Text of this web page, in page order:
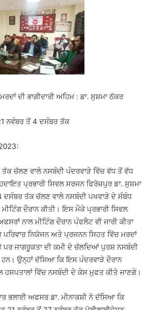
ਦੀ ਭਾਗੀਦਾਰੀ ਅਹਿਮ : ਡਾ. ਸੁਸ਼ਮਾ ਠੱਕਰ
ਨਵੰਬਰ ਤੋਂ 4 ਦਸੰਬਰ ਤੱਕ
ਚੱਲਣ ਵਾਲੇ ਨਸਬੰਦੀ ਪੰਦਰਵਾੜੇ ਵਿੱਚ ਵੱਧ ਤੋਂ ਵੱਧ
ਪ੍ਰਭਾਰੀ ਸਿਵਲ ਸਰਜਨ ਫਿਰੋਜ਼ਪੁਰ ਡਾ. ਸੁਸ਼ਮਾ
ਦਸੰਬਰ ਤੱਕ ਚੱਲਣ ਵਾਲੇ ਨਸਬੰਦੀ ਪਖਵਾੜੇ ਦੇ ਸੰਬੰਧ
ਦੌਰਾਨ ਕੀਤੀ। ਇਸ ਮੌਕੇ ਪ੍ਰਭਾਰੀ ਸਿਵਲ
ਨਾਲ ਮੀਟਿੰਗ ਦੌਰਾਨ ਪੰਫਲੈਟ ਵੀ ਜਾਰੀ ਕੀਤਾ
ਪਰਿਵਾਰ ਨਿਯੋਜਨ ਅਤੇ ਪ੍ਰਜਨਨ ਸਿਹਤ ਵਿੱਚ ਮਰਦਾਂ
ਪਰ ਜਾਗਰੂਕਤਾ ਦੀ ਕਮੀ ਦੇ ਚੱਲਦਿਆਂ ਪੁਰਸ਼ ਨਸਬੰਦੀ
ਉਨ੍ਹਾਂ ਦੱਸਿਆ ਕਿ ਇਸ ਪੰਦਰਵਾੜੇ ਦੌਰਾਨ
ਹਸਪਤਾਲਾਂ ਵਿੱਚ ਨਸਬੰਦੀ ਦੇ ਕੇਸ ਮੁਫਤ ਕੀਤੇ ਜਾਣਗੇ।
ਭਲਾਈ ਅਫਸਰ ਡਾ. ਮੀਨਾਕਸ਼ੀ ਨੇ ਦੱਸਿਆ ਕਿ